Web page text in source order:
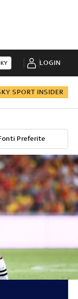
LOGIN
SPORT INSIDER
Preferite